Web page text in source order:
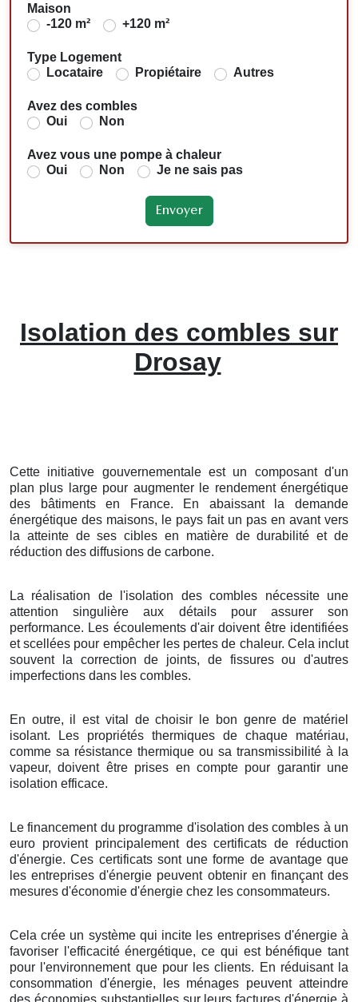
Maison
-120 m²
+120 m²
Type Logement
Locataire
Propiétaire Autres
Avez des combles
Oui
Non
Avez vous une pompe à chaleur
Oui
Non Je ne sais pas
Isolation des combles sur
Drosay
Cette initiative gouvernementale est un composant d'un
plan plus large pour augmenter le rendement énergétique
des bâtiments en France. En abaissant la demande
énergétique des maisons, le pays fait un pas en avant vers
la atteinte de ses cibles en matière de durabilité et de
réduction des diffusions de carbone.
La réalisation de l'isolation des combles nécessite une
attention singulière aux détails pour assurer son
performance. Les écoulements d'air doivent être identifiées
et scellées pour empêcher les pertes de chaleur. Cela inclut
souvent la correction de joints, de fissures ou d'autres
imperfections dans les combles.
En outre, il est vital de choisir le bon genre de matériel
isolant. Les propriétés thermiques de chaque matériau,
comme sa résistance thermique ou sa transmissibilité à la
vapeur, doivent être prises en compte pour garantir une
isolation efficace.
Le financement du programme d'isolation des combles à un
euro provient principalement des certificats de réduction
d'énergie. Ces certificats sont une forme de avantage que
les entreprises d'énergie peuvent obtenir en finançant des
mesures d'économie d'énergie chez les consommateurs.
Cela crée un système qui incite les entreprises d'énergie à
favoriser l'efficacité énergétique, ce qui est bénéfique tant
pour l'environnement que pour les clients. En réduisant la
consommation d'énergie, les ménages peuvent atteindre
des économies substantielles sur leurs factures d'énergie à